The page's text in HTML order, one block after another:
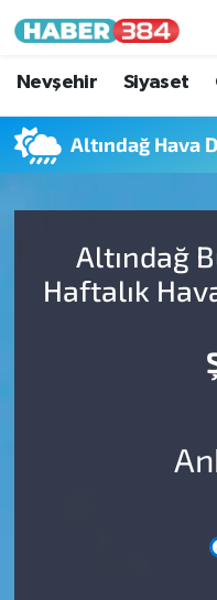
Nevşehir Siyaset
Altındağ Hava
Altındağ
Haftalık
Nöbetçi
Hava Durumu
Süper Lig Puan
Tüm Manşetler
Son Dakika